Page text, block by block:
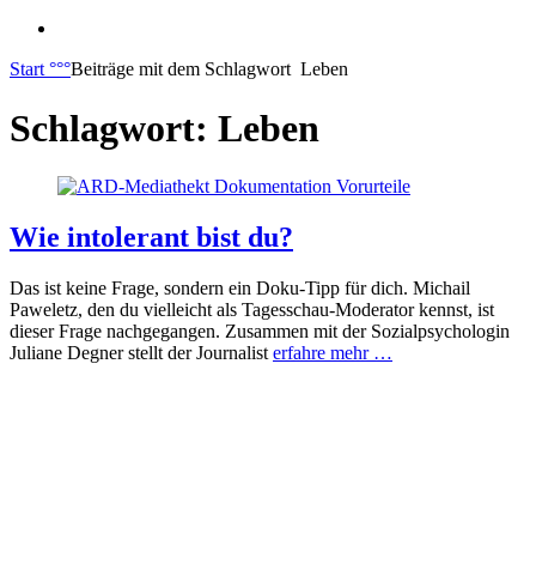
Start °°°Beiträge mit dem Schlagwort Leben
Schlagwort: Leben
Wie intolerant bist du?
Das ist keine Frage, sondern ein Doku-Tipp für dich. Michail
Paweletz, den du vielleicht als Tagesschau-Moderator kennst, ist
dieser Frage nachgegangen. Zusammen mit der Sozialpsychologin
Juliane Degner stellt der Journalist erfahre mehr …